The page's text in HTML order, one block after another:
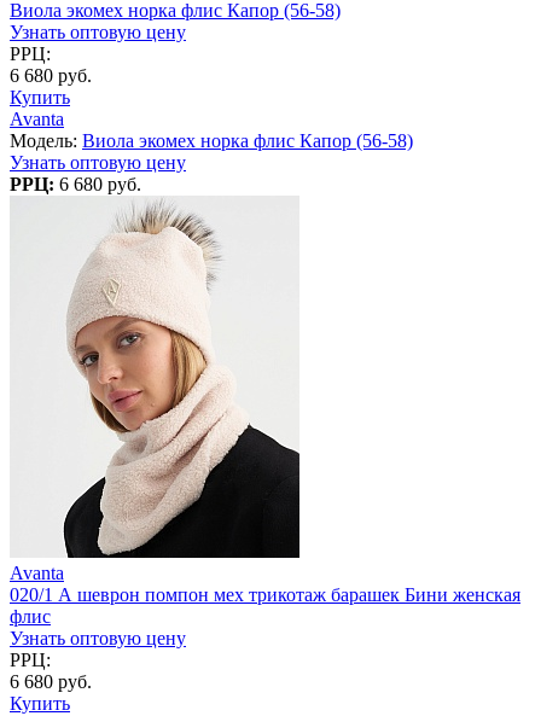
Виола экомех норка флис Капор (56-58)
Узнать оптовую цену
РРЦ:
6 680 руб.
Купить
Avanta
Модель: Виола экомех норка флис Капор (56-58)
Узнать оптовую цену
РРЦ: 6 680 руб.
Avanta
020/1 А шеврон помпон мех трикотаж барашек Бини женская
флис
Узнать оптовую цену
РРЦ:
6 680 руб.
Купить